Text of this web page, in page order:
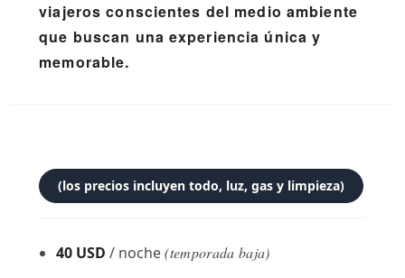
viajeros conscientes del medio ambiente
que buscan una experiencia única y
memorable.
(los precios incluyen todo, luz, gas y limpieza)
40 USD / noche(temporada baja)